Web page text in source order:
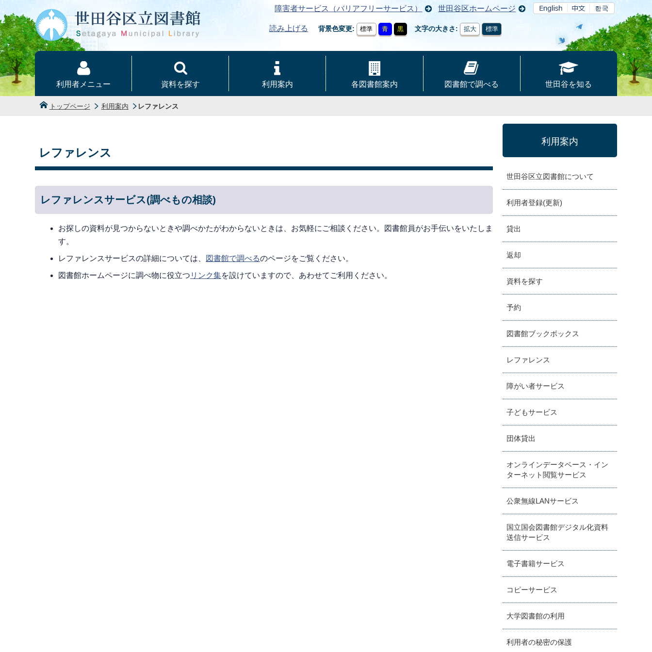
本文へ
障害者サービス（バリアフリーサービス） 世田谷区ホームページ
読み上げる 背景色変更 標準 青 黒 文字の大きさ 拡大 標準
利用者メニュー 資料を探す 利用案内 各図書館案内 図書館で調べる 世田谷を知る
トップページ 利用案内 レファレンス
レファレンス
レファレンスサービス(調べもの相談)
お探しの資料が見つからないときや調べかたがわからないときは、お気軽にご相談ください。図書館員がお手伝いをいたしま
す。
レファレンスサービスの詳細については、 図書館で調べるのページをご覧ください。
図書館ホームページに調べ物に役立つ リンク集を設けていますので、あわせてご利用ください。
利用案内
世田谷区立図書館について
利用者登録(更新)
貸出
返却
資料を探す
予約
図書館ブックボックス
レファレンス
障がい者サービス
子どもサービス
団体貸出
オンラインデータベース・イン
ターネット閲覧サービス
公衆無線LANサービス
国立国会図書館デジタル化資料
送信サービス
電子書籍サービス
コピーサービス
大学図書館の利用
利用者の秘密の保護